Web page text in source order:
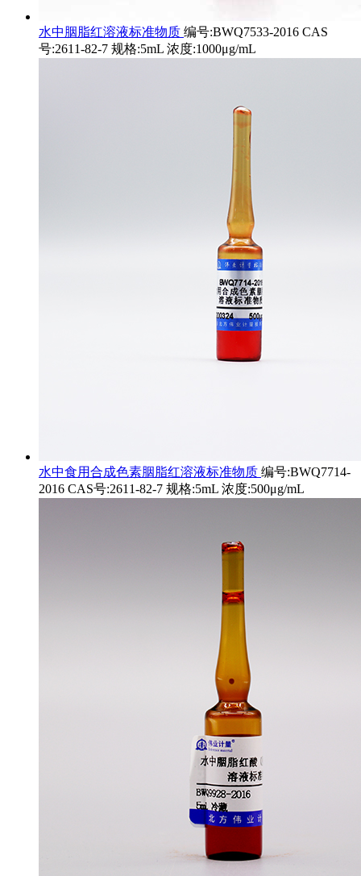
水中胭脂红溶液标准物质 编号:BWQ7533-2016 CAS
号:2611-82-7 规格:5mL 浓度:1000μg/mL
水中食用合成色素胭脂红溶液标准物质 编号:BWQ7714-
2016 CAS号:2611-82-7 规格:5mL 浓度:500μg/mL